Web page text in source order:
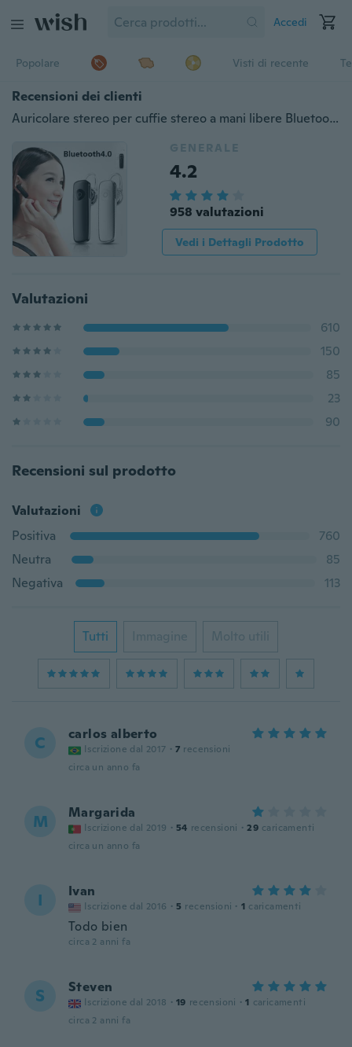
Accedi
Popolare Visti di recente
Recensioni dei clienti
Auricolare stereo per cuffie stereo a mani libere Bluetooth universale senza fili
GENERALE
4.2
958 valutazioni
Vedi i Dettagli Prodotto
Valutazioni
610
150
85
23
90
Recensioni sul prodotto
Valutazioni
Positiva
760
Neutra
85
Negativa
113
Tutti Immagine Molto utili
C carlos alberto
Iscrizione dal 2017 · 7 recensioni
circa un anno fa
M Margarida
Iscrizione dal 2019 · 54 recensioni · 29 caricamenti
circa un anno fa
I Ivan
Iscrizione dal 2016 · 5 recensioni · 1 caricamenti
Todo bien
circa 2 anni fa
S Steven
Iscrizione dal 2018 · 19 recensioni · 1 caricamenti
circa 2 anni fa